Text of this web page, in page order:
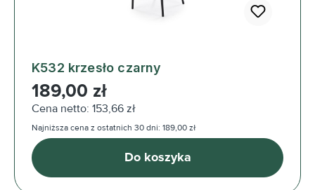
K532 krzesło czarny
Cena regularna:
189,00 zł
Cena netto: 153,66 zł
Najniższa cena z ostatnich 30 dni: 189,00 zł
Do koszyka